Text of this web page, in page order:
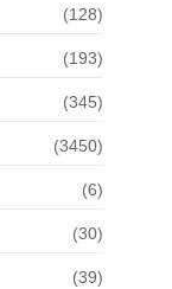
(128)
(193)
(345)
(3450)
(6)
(30)
(39)